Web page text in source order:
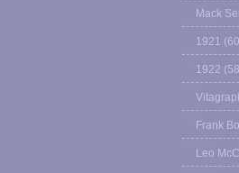
Mack
1921
1922
Frank
Leo